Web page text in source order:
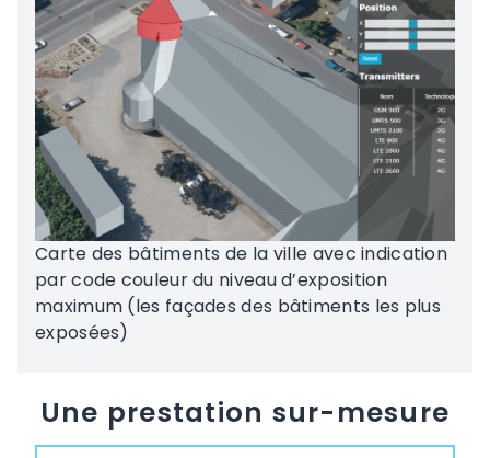
Carte des bâtiments de la ville avec indication
par code couleur du niveau d’exposition
maximum (les façades des bâtiments les plus
exposées)
Une prestation sur-mesure